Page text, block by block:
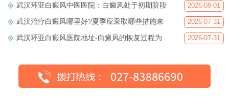
武汉环亚白癜风中医医院：白癜风处于初期阶段 2026-08-01
武汉治疗白癜风哪里好?夏季应采取哪些措施来 2026-07-31
武汉环亚白癜风医院地址-白癜风的恢复过程为 2026-07-31